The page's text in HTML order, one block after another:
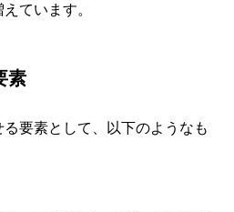
ています。
素
要素として、以下のようなも